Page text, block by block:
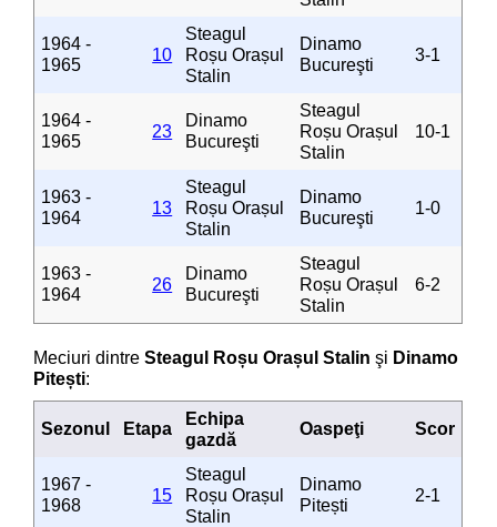
1964 -
1965
10
Steagul
Roșu Orașul
Stalin
Dinamo
Bucureşti
3-1
1964 -
1965
23
Dinamo
Bucureşti
Steagul
Roșu Orașul
Stalin
10-1
1963 -
1964
13
Steagul
Roșu Orașul
Stalin
Dinamo
Bucureşti
1-0
1963 -
1964
26
Dinamo
Bucureşti
Steagul
Roșu Orașul
Stalin
6-2
Meciuri dintreSteagul Roșu Orașul Stalin şi Dinamo
Pitești:
Sezonul Etapa
Echipa
gazdă
Oaspeţi Scor
1967 -
1968
15
Steagul
Roșu Orașul
Stalin
Dinamo
Pitești
2-1